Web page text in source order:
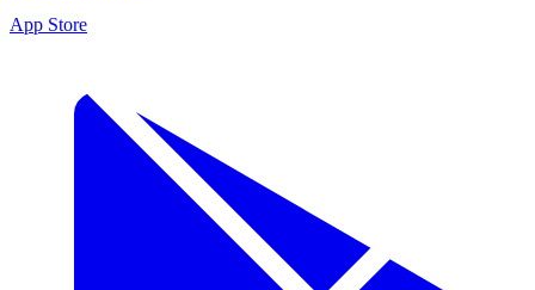
App Store